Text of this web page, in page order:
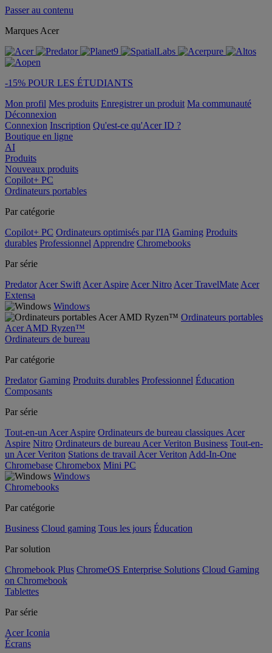
Passer au contenu
Marques Acer
-15% POUR LES ÉTUDIANTS
Mon profil Mes produits Enregistrer un produit Ma communauté
Déconnexion
Connexion Inscription Qu'est-ce qu'Acer ID ?
Boutique en ligne
AI
Produits
Nouveaux produits
Copilot+ PC
Ordinateurs portables
Par catégorie
Copilot+ PC Ordinateurs optimisés par l'IA Gaming Produits
durables Professionnel Apprendre Chromebooks
Par série
Predator Acer Swift Acer Aspire Acer Nitro Acer TravelMate Acer
Extensa
Windows
Ordinateurs portables
Acer AMD Ryzen™
Ordinateurs de bureau
Par catégorie
Predator Gaming Produits durables Professionnel Éducation
Composants
Par série
Tout-en-un Acer Aspire Ordinateurs de bureau classiques Acer
Aspire Nitro Ordinateurs de bureau Acer Veriton Business Tout-en-
un Acer Veriton Stations de travail Acer Veriton Add-In-One
Chromebase Chromebox Mini PC
Windows
Chromebooks
Par catégorie
Business Cloud gaming Tous les jours Éducation
Par solution
Chromebook Plus ChromeOS Enterprise Solutions Cloud Gaming
on Chromebook
Tablettes
Par série
Acer Iconia
Écrans